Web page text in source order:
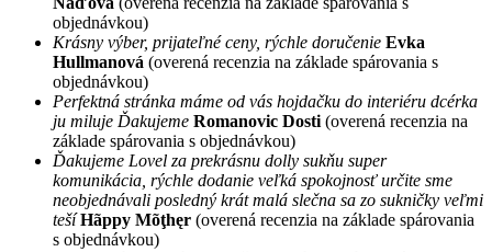
objednávkou)
Krásny výber, prijateľné ceny, rýchle doručenie Evka
Hullmanová (overená recenzia na základe spárovania s
objednávkou)
Perfektná stránka máme od vás hojdačku do interiéru dcérka
ju miluje Ďakujeme Romanovic Dosti (overená recenzia na
základe spárovania s objednávkou)
Ďakujeme Lovel za prekrásnu dolly sukňu super
komunikácia, rýchle dodanie veľká spokojnosť určite sme
neobjednávali posledný krát malá slečna sa zo sukničky veľmi
tešíHãppy Mõţhęr (overená recenzia na základe spárovania
s objednávkou)